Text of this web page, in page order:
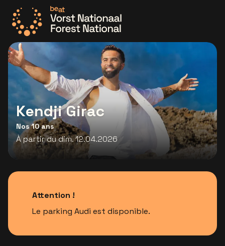
Allez à la page d'accueil
Kendji Girac
Nos 10 ans
À partir du dim. 12.04.2026
Attention !
Le parking Audi est disponible.